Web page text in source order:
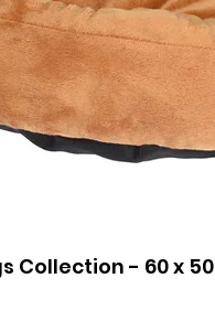
Collection - 60 x 50